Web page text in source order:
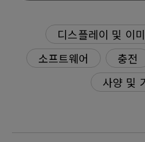
디스플레이 및 이
소프트웨어
충전
사양 및